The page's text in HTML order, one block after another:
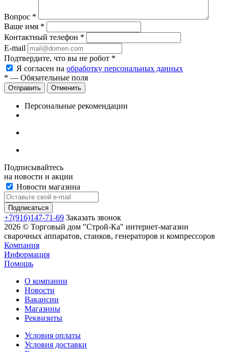
Вопрос *
Ваше имя *
Контактный телефон *
E-mail
Подтвердите, что вы не робот *
Я согласен на обработку персональных данных
* — Обязательные поля
Отменить
Персональные рекомендации
Подписывайтесь
на новости и акции
Новости магазина
+7(916)147-71-69 Заказать звонок
2026 © Торговый дом "Строй-Ка" интернет-магазин
сварочных аппаратов, станков, генераторов и компрессоров
Компания
Информация
Помощь
О компании
Новости
Вакансии
Магазины
Реквизиты
Условия оплаты
Условия доставки